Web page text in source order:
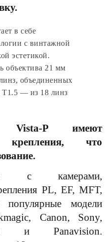
в себе
с винтажной
эстетикой.
объектива 21 мм
объединенных
T1.5 — из 18 линз
Vista-P имеют
крепления, что
с камерами,
PL, EF, MFT,
модели
Canon, Sony,
и Panavision.